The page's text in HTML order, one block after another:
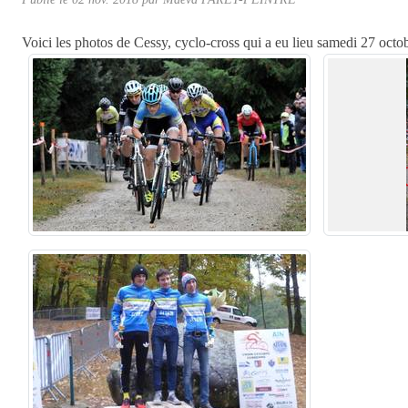
Voici les photos de Cessy, cyclo-cross qui a eu lieu samedi 27